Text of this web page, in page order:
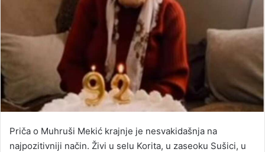
Priča o Muhruši Mekić krajnje je nesvakidašnja na
najpozitivniji način. Živi u selu Korita, u zaseoku Sušici, u